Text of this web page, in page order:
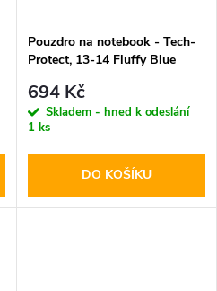
Pouzdro na notebook - Tech-
Protect, 13-14 Fluffy Blue
694 Kč
Skladem - hned k odeslání
1 ks
DO KOŠÍKU